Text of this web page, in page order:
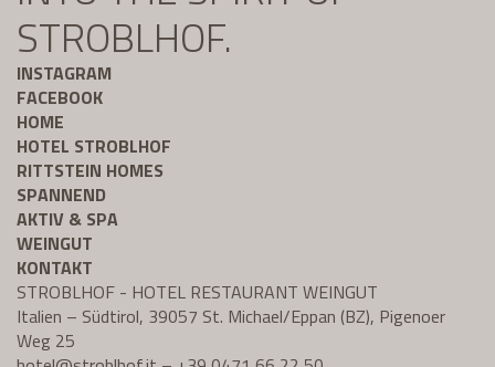
STROBLHOF.
INSTAGRAM
FACEBOOK
HOME
HOTEL STROBLHOF
RITTSTEIN HOMES
SPANNEND
AKTIV & SPA
WEINGUT
KONTAKT
STROBLHOF - HOTEL RESTAURANT WEINGUT
Italien – Südtirol, 39057 St. Michael/Eppan (BZ), Pigenoer
Weg 25